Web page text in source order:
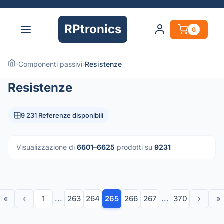
RPtronics 0
›Componenti passivi›Resistenze
Resistenze
9 231 Referenze disponibili
Visualizzazione di 6601–6625 prodotti su 9231
« ‹ 1 ... 263 264 265 266 267 ... 370 › »